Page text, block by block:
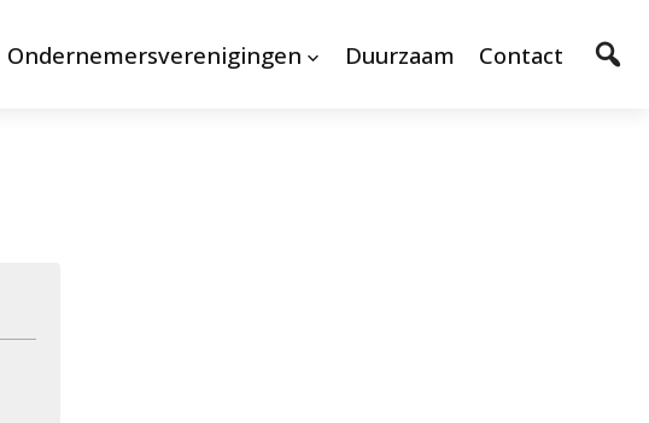
Ondernemersverenigingen Duurzaam Contact